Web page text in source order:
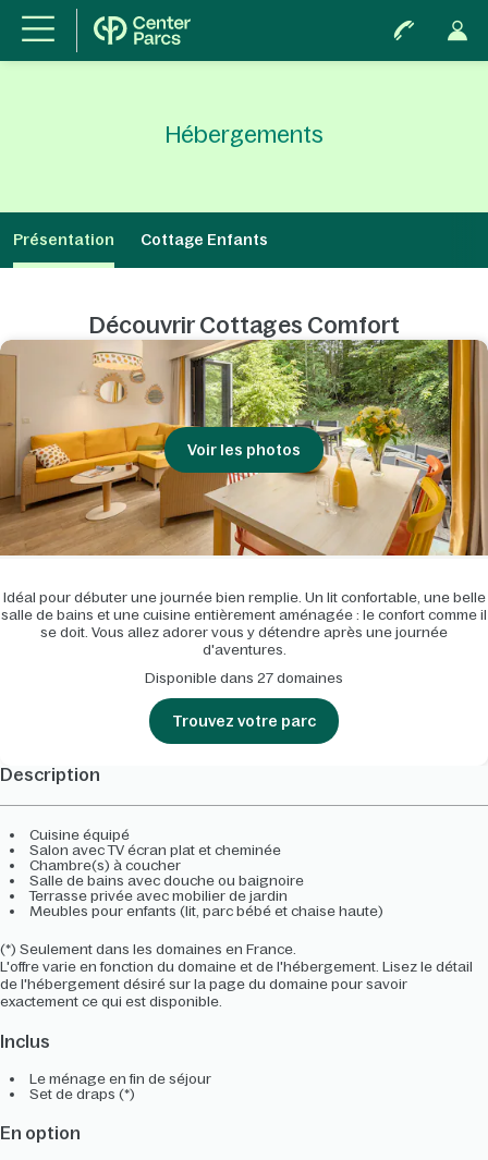
Hébergements
Présentation Cottage Enfants
Découvrir Cottages Comfort
Idéal pour débuter une journée bien remplie. Un lit confortable, une belle
salle de bains et une cuisine entièrement aménagée : le confort comme il
se doit. Vous allez adorer vous y détendre après une journée
d'aventures.
Disponible dans 27 domaines
Trouvez votre parc
Voir les photos
Description
Cuisine équipé
Salon avec TV écran plat et cheminée
Chambre(s) à coucher
Salle de bains avec douche ou baignoire
Terrasse privée avec mobilier de jardin
Meubles pour enfants (lit, parc bébé et chaise haute)
(*) Seulement dans les domaines en France.
L'offre varie en fonction du domaine et de l'hébergement. Lisez le détail
de l'hébergement désiré sur la page du domaine pour savoir
exactement ce qui est disponible.
Inclus
Le ménage en fin de séjour
Set de draps (*)
En option